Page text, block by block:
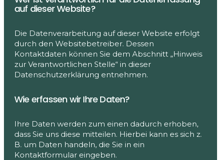
auf dieser Website?
Die Datenverarbeitung auf dieser Website erfolgt
durch den Websitebetreiber. Dessen
Kontaktdaten können Sie dem Abschnitt „Hinweis
zur Verantwortlichen Stelle“ in dieser
Datenschutzerklärung entnehmen.
Wie erfassen wir Ihre Daten?
Ihre Daten werden zum einen dadurch erhoben,
dass Sie uns diese mitteilen. Hierbei kann es sich z.
B. um Daten handeln, die Sie in ein
Kontaktformular eingeben.